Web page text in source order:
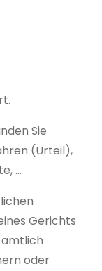
Sie
(Urteil),
...
Gerichts
oder